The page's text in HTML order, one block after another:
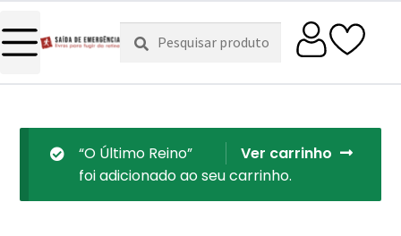
Pesquisar
por:
Pesquisa
Ver carrinho
“O Último Reino”
foi adicionado ao seu carrinho.